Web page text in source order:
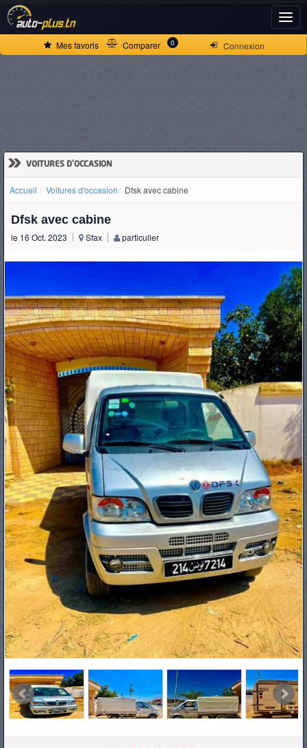
Connexion
Mes favoris Comparer 0
» VOITURES D'OCCASION
Accueil Voitures d'occasion Dfsk avec cabine
Dfsk avec cabine
le 16 Oct. 2023 Sfax particulier
ACCUEIL
D'OCCASION
PNEUS